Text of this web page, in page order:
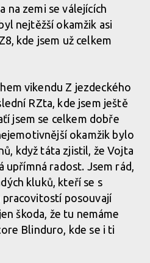
na zemi se válejících
nejtěžší okamžik asi
kde jsem už celkem
vikendu Z jezdeckého
RZta, kde jsem ještě
jsem se celkem dobře
okamžik bylo
když táta zjistil, že Vojta
upřímná radost. Jsem rád,
kluků, kteří se s
posouvají
škoda, že tu nemáme
Blinduro, kde se i ti